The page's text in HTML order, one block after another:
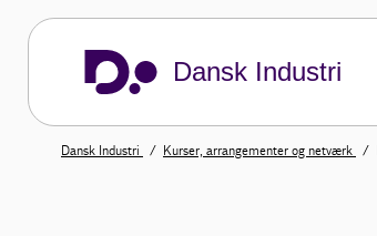
Dansk Industri
Dansk Industri Kurser, arrangementer og netværk